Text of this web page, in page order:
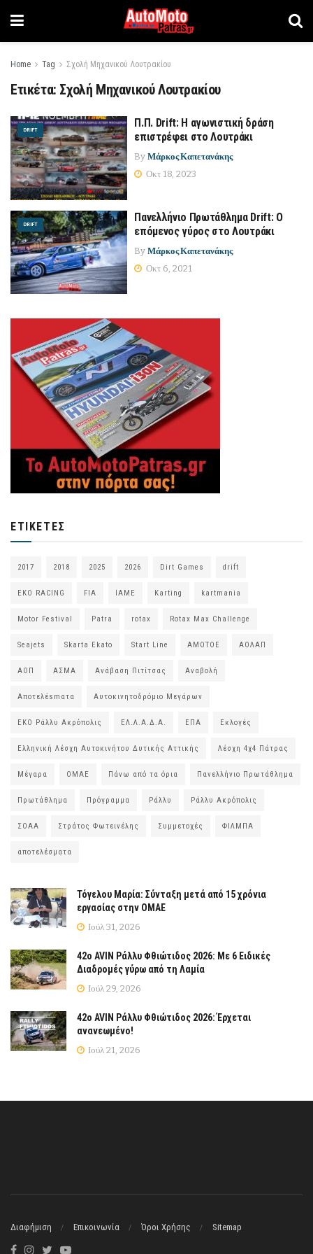
Home Tag Σχολή Μηχανικού Λουτρακίου
Ετικέτα: Σχολή Μηχανικού Λουτρακίου
DRIFT
Π.Π. Drift: Η αγωνιστική δράση
επιστρέφει στο Λουτράκι
By Μάρκος Καπετανάκης
Οκτ 18, 2023
DRIFT
Πανελλήνιο Πρωτάθλημα Drift: Ο
επόμενος γύρος στο Λουτράκι
By Μάρκος Καπετανάκης
Οκτ 6, 2021
ΕΤΙΚΈΤΕΣ
2017 2018 2025 2026 Dirt Games drift
EKO RACING FIA IAME Karting kartmania
Motor Festival Patra rotax Rotax Max Challenge
Seajets Skarta Ekato Start Line ΑΜΟΤΟΕ ΑΟΛΑΠ
ΑΟΠ ΑΣΜΑ Ανάβαση Πιτίτσας Αναβολή
Αποτελέsmατα Αυτοκινητοδρόμιο Μεγάρων
ΕΚΟ Ράλλυ Ακρόπολις ΕΛ.Λ.Α.Δ.Α. ΕΠΑ Εκλογές
Ελληνική Λέσχη Αυτοκινήτου Δυτικής Αττικής Λέσχη 4χ4 Πάτρας
Μέγαρα ΟΜΑΕ Πάνω από τα όρια Πανελλήνιο Πρωτάθλημα
Πρωτάθλημα Πρόγραμμα Ράλλυ Ράλλυ Ακρόπολις
ΣΟΑΑ Στράτος Φωτεινέλης Συμμετοχές ΦΙΛΜΠΑ
αποτελέσματα
Τόγελου Μαρία: Σύνταξη μετά από 15 χρόνια
εργασίας στην ΟΜΑΕ
Ιούλ 31, 2026
42ο AVIN Ράλλυ Φθιώτιδος 2026: Με 6 Ειδικές
Διαδρομές γύρω από τη Λαμία
Ιούλ 29, 2026
42ο AVIN Ράλλυ Φθιώτιδος 2026: Έρχεται
ανανεωμένο!
Ιούλ 21, 2026
Διαφήμιση Επικοινωνία Όροι Χρήσης Sitemap